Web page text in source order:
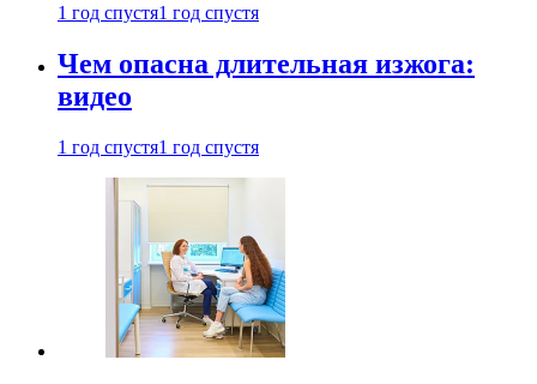
1 год спустя1 год спустя
Чем опасна длительная изжога:
видео
1 год спустя1 год спустя